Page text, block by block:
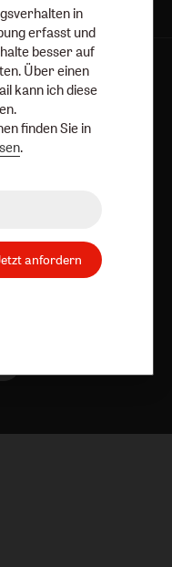
Datenschutz
online kündigen
in
erfasst und
besser auf
Über einen
kann ich diese
finden Sie in
.
anfordern